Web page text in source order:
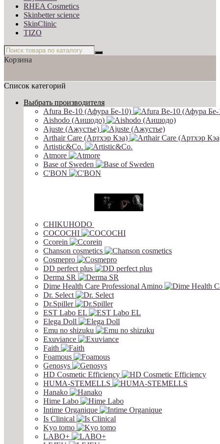
RHEA Cosmetics
Skinbetter science
SkinСlinic
TIZO
Корзина
Список категорий
Выбрать производителя
Afura Be-10 (Афура Бе-10)
Aishodo (Аишодо)
Ajuste (Ажустье)
Arthair Care (Артхэр Кэа)
Artistic&Co.
Atmore
Base of Sweden
C'BON
CHIKUHODO
COCOCHI
Ccorein
Chanson cosmetics
Cosmepro
DD perfect plus
Derma SR
Dime Health Care Professional Amino
Dr. Select
Dr.Spiller
EST Labo EL
Elega Doll
Emu no shizuku
Exuviance
Faith
Foamous
Genosys
HD Cosmetic Efficiency
HUMA-STEMELLS
Hanako
Hime Labo
Intime Organique
Is Clinical
Kyo tomo
LABO+